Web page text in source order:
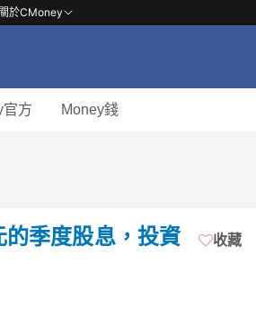
關於CMoney
官方 Money錢
季度股息，投資
收藏